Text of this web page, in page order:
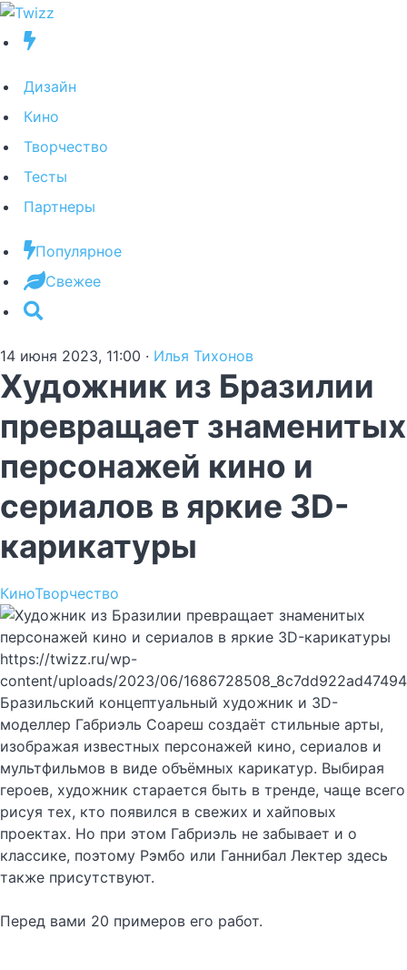
Дизайн
Кино
Творчество
Тесты
Партнеры
Популярное
Свежее
14 июня 2023, 11:00 · Илья Тихонов
Художник из Бразилии
превращает знаменитых
персонажей кино и
сериалов в яркие 3D-
карикатуры
КиноТворчество
https://twizz.ru/wp-
content/uploads/2023/06/
Бразильский концептуальный художник и 3D-
моделлер Габриэль Соареш создаёт стильные арты,
изображая известных персонажей кино, сериалов и
мультфильмов в виде объёмных карикатур. Выбирая
героев, художник старается быть в тренде, чаще всего
рисуя тех, кто появился в свежих и хайповых
проектах. Но при этом Габриэль не забывает и о
классике, поэтому Рэмбо или Ганнибал Лектер здесь
также присутствуют.
Перед вами 20 примеров его работ.